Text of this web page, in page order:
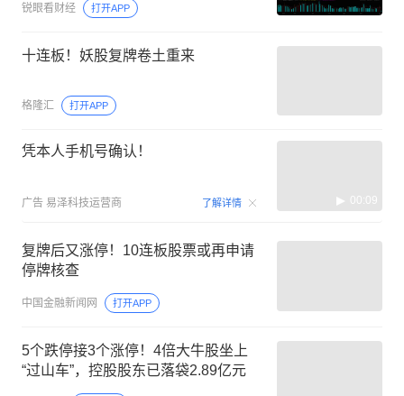
锐眼看财经 打开APP
十连板！妖股复牌卷土重来
格隆汇 打开APP
凭本人手机号确认！
广告 易泽科技运营商 了解详情 00:09
复牌后又涨停！10连板股票或再申请
停牌核查
中国金融新闻网 打开APP
5个跌停接3个涨停！4倍大牛股坐上
“过山车”，控股股东已落袋2.89亿元